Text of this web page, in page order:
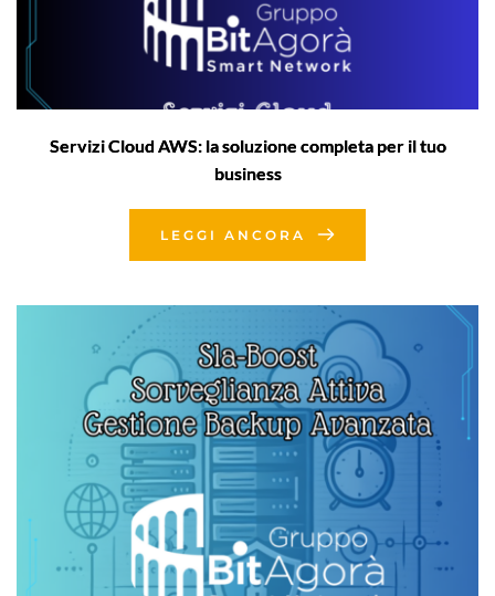
Servizi Cloud AWS: la soluzione completa per il tuo
business
LEGGI ANCORA